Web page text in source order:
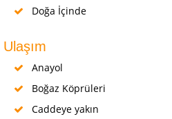
Doğa İçinde
Ulaşım
Anayol
Boğaz Köprüleri
Caddeye yakın